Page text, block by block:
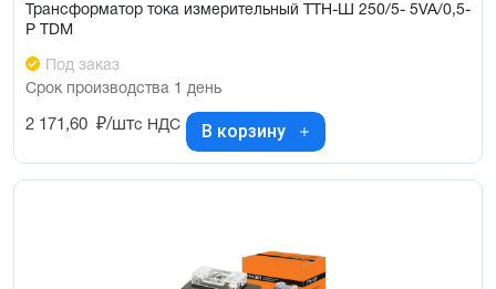
Трансформатор тока измерительный ТТН-Ш 250/5- 5VA/0,5-
Р TDM
Под заказ
Срок производства 1 день
2 171,60 ₽/штс НДС В корзину